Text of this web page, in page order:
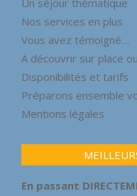
Un séjour thématique
Nos services en plus
Vous avez témoigné…
A découvrir sur place
Disponibilités et tarifs
Préparons ensemble
Mentions légales
En passant